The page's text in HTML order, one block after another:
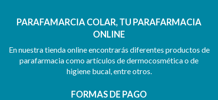
PARAFAMARCIA COLAR, TU PARAFARMACIA
ONLINE
En nuestra tienda online encontrarás diferentes productos de
parafarmacia como artículos de dermocosmética o de
higiene bucal, entre otros.
FORMAS DE PAGO